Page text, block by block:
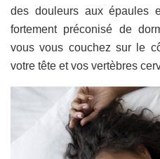
des douleurs aux épaules
fortement préconisé de
vous vous couchez sur le
votre tête et vos vertèbres